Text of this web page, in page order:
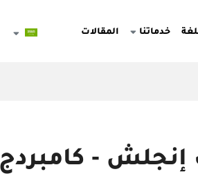
خدماتنا المقالات
- كامبردج